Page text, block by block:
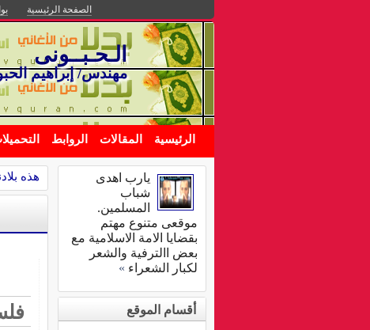
الصفحة الرئيسية
الـحـبــونى
مهندس/ إبراهيم
الرئيسية المقالات الروابط
هذه
يارب اهدى
شباب
المسلمين.
موقعى متنوع مهتم
بقضايا الامة الاسلامية مع
بعض االترفية والشعر
لكبار الشعراء »
أقسام الموقع